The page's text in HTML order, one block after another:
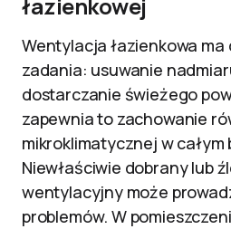
Wentylacja łazienkowa
zadania: usuwanie
dostarczanie świeżego
zapewnia to zachowanie
mikroklimatycznej w całym
Niewłaściwie dobrany lub
wentylacyjny może
problemów. W